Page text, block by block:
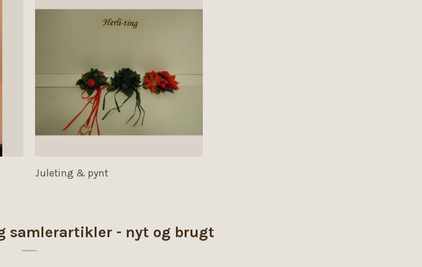
Juleting & pynt
samlerartikler - nyt og brugt